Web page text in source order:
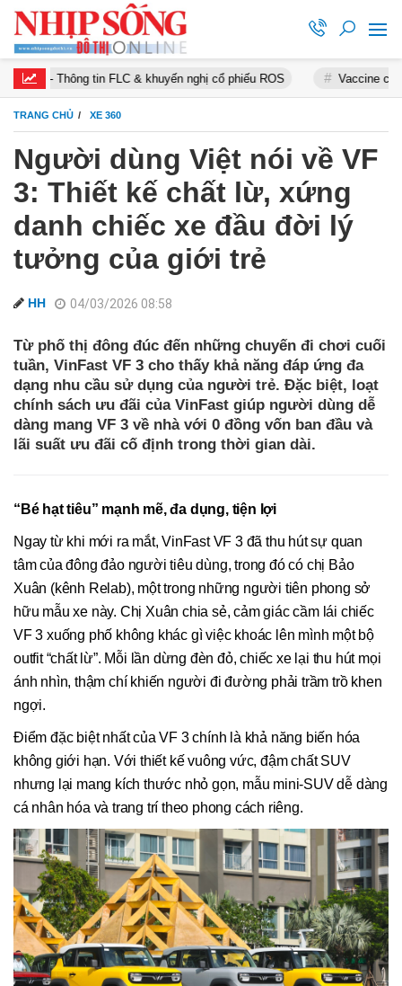
tin FLC & khuyến nghị cổ phiếu ROS Vaccine chống Covid-19
TRANG CHỦ XE 360
Người dùng Việt nói về VF
3: Thiết kế chất lừ, xứng
danh chiếc xe đầu đời lý
tưởng của giới trẻ
HH 04/03/2026 08:58
Từ phố thị đông đúc đến những chuyến đi chơi cuối
tuần, VinFast VF 3 cho thấy khả năng đáp ứng đa
dạng nhu cầu sử dụng của người trẻ. Đặc biệt, loạt
chính sách ưu đãi của VinFast giúp người dùng dễ
dàng mang VF 3 về nhà với 0 đồng vốn ban đầu và
lãi suất ưu đãi cố định trong thời gian dài.
“Bé hạt tiêu” mạnh mẽ, đa dụng, tiện lợi
Ngay từ khi mới ra mắt, VinFast VF 3 đã thu hút sự quan
tâm của đông đảo người tiêu dùng, trong đó có chị Bảo
Xuân (kênh Relab), một trong những người tiên phong sở
hữu mẫu xe này. Chị Xuân chia sẻ, cảm giác cầm lái chiếc
VF 3 xuống phố không khác gì việc khoác lên mình một bộ
outfit “chất lừ”. Mỗi lần dừng đèn đỏ, chiếc xe lại thu hút mọi
ánh nhìn, thậm chí khiến người đi đường phải trầm trồ khen
ngợi.
Điểm đặc biệt nhất của VF 3 chính là khả năng biến hóa
không giới hạn. Với thiết kế vuông vức, đậm chất SUV
nhưng lại mang kích thước nhỏ gọn, mẫu mini-SUV dễ dàng
cá nhân hóa và trang trí theo phong cách riêng.